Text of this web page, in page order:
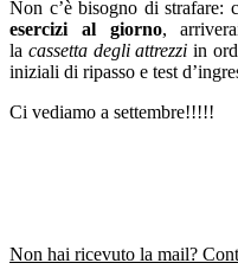
Non c’è bisogno di strafare:
esercizi al giorno,
la cassetta degli attrezzi in
iniziali di ripasso e test
Ci vediamo a settembre!!!!!
Non hai ricevuto la mail?